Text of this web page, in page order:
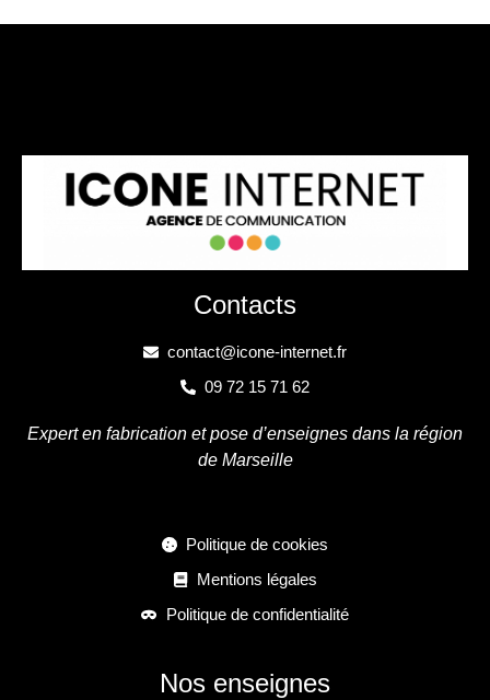
Contacts
contact@icone-internet.fr
09 72 15 71 62
Expert en fabrication et pose d’enseignes dans la région
de Marseille
Politique de cookies
Mentions légales
Politique de confidentialité
Nos enseignes